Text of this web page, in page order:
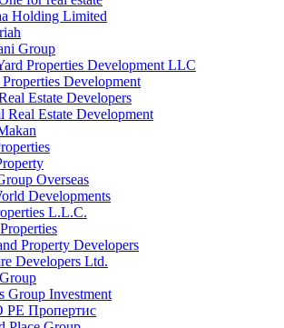
Holding Limited
Group
Properties Development LLC
Development
Estate Developers
Real Estate Development
Overseas
Developments
L.L.C.
Property Developers
Developers Ltd.
Group Investment
Пропертис